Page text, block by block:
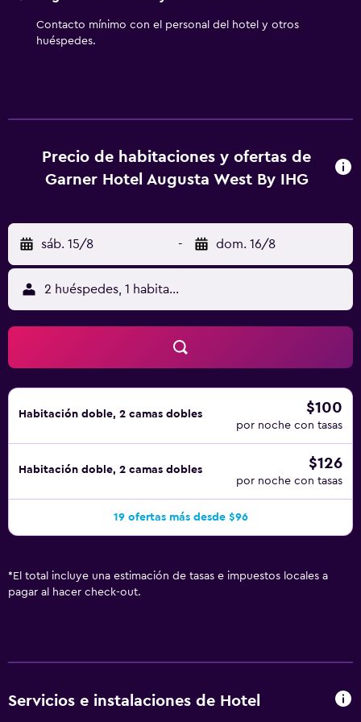
Contacto mínimo con el personal del hotel y otros
huéspedes.
Precio de habitaciones y ofertas de
Garner Hotel Augusta West By IHG
sáb. 15/8 - dom. 16/8
2 huéspedes, 1 habitación
Habitación doble, 2 camas dobles $100
por noche con tasas
Habitación doble, 2 camas dobles $126
por noche con tasas
19 ofertas más desde $96
* El total incluye una estimación de tasas e impuestos locales a
pagar al hacer check-out.
Servicios e instalaciones de Hotel